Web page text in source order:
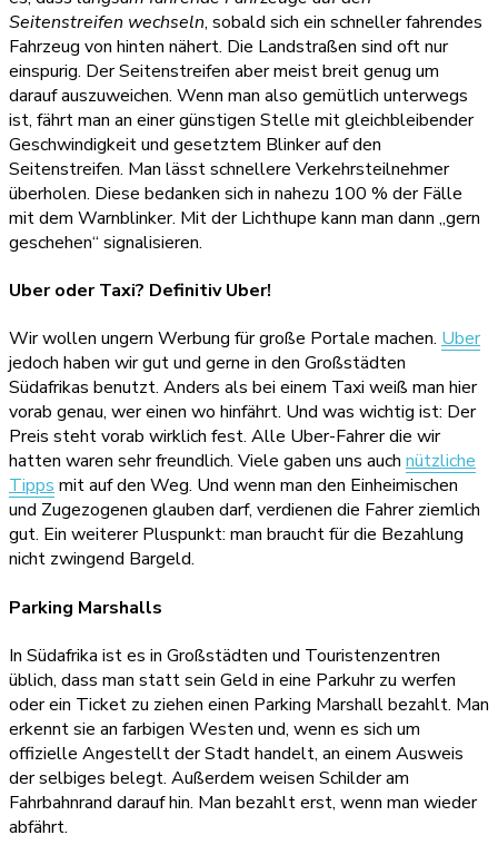
Seitenstreifen wechseln, sobald sich ein schneller fahrendes
Fahrzeug von hinten nähert. Die Landstraßen sind oft nur
einspurig. Der Seitenstreifen aber meist breit genug um
darauf auszuweichen. Wenn man also gemütlich unterwegs
ist, fährt man an einer günstigen Stelle mit gleichbleibender
Geschwindigkeit und gesetztem Blinker auf den
Seitenstreifen. Man lässt schnellere Verkehrsteilnehmer
überholen. Diese bedanken sich in nahezu 100 % der Fälle
mit dem Warnblinker. Mit der Lichthupe kann man dann „gern
geschehen“ signalisieren.
Uber oder Taxi? Definitiv Uber!
Wir wollen ungern Werbung für große Portale machen. Uber
jedoch haben wir gut und gerne in den Großstädten
Südafrikas benutzt. Anders als bei einem Taxi weiß man hier
vorab genau, wer einen wo hinfährt. Und was wichtig ist: Der
Preis steht vorab wirklich fest. Alle Uber-Fahrer die wir
hatten waren sehr freundlich. Viele gaben uns auch nützliche
Tipps mit auf den Weg. Und wenn man den Einheimischen
und Zugezogenen glauben darf, verdienen die Fahrer ziemlich
gut. Ein weiterer Pluspunkt: man braucht für die Bezahlung
nicht zwingend Bargeld.
Parking Marshalls
In Südafrika ist es in Großstädten und Touristenzentren
üblich, dass man statt sein Geld in eine Parkuhr zu werfen
oder ein Ticket zu ziehen einen Parking Marshall bezahlt. Man
erkennt sie an farbigen Westen und, wenn es sich um
offizielle Angestellt der Stadt handelt, an einem Ausweis
der selbiges belegt. Außerdem weisen Schilder am
Fahrbahnrand darauf hin. Man bezahlt erst, wenn man wieder
abfährt.